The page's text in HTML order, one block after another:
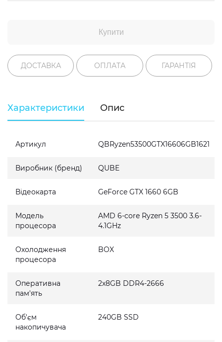
Купити
ДОСТАВКА ОПЛАТА ГАРАНТІЯ
Характеристики Опис
Артикул QBRyzen53500GTX16606GB1621
Виробник (бренд) QUBE
Відеокарта GeForce GTX 1660 6GB
Модель
процесора
AMD 6-core Ryzen 5 3500 3.6-
4.1GHz
Охолодження
процесора
BOX
Оперативна
пам'ять
2x8GB DDR4-2666
Об'єм
накопичувача
240GB SSD